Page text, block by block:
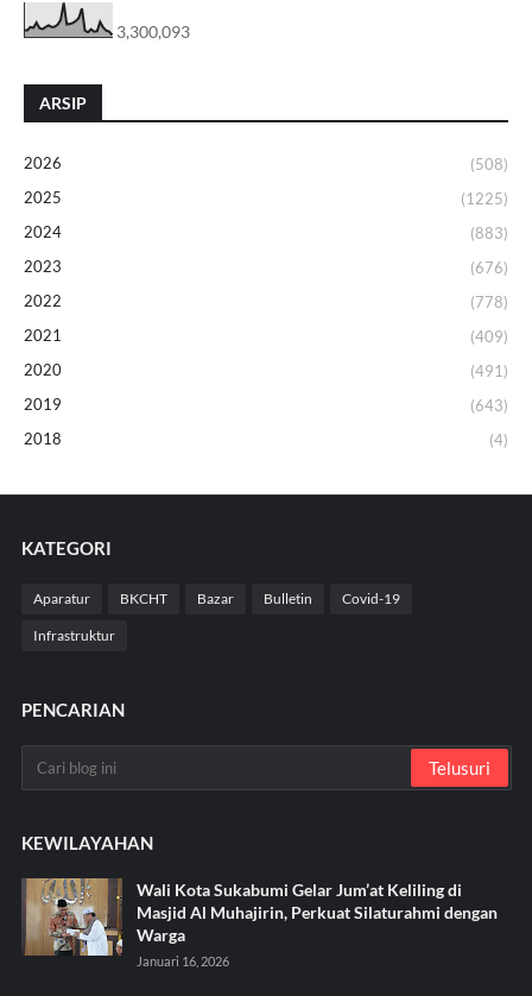
3,300,093
ARSIP
2026
(508)
2025
(1225)
2024
(883)
2023
(676)
2022
(778)
2021
(409)
2020
(491)
2019
(643)
2018
(4)
KATEGORI
Aparatur BKCHT Bazar Bulletin Covid-19
Infrastruktur
PENCARIAN
KEWILAYAHAN
Wali Kota Sukabumi Gelar Jum’at Keliling di
Masjid Al Muhajirin, Perkuat Silaturahmi dengan
Warga
Januari 16, 2026